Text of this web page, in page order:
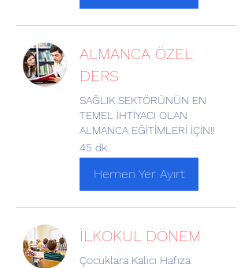
ALMANCA ÖZEL
DERS
SAĞLIK SEKTÖRÜNÜN EN
TEMEL İHTİYACI OLAN
ALMANCA EĞİTİMLERİ İÇİN!!
45 dk.
Hemen Yer Ayırt
İLKOKUL DÖNEM
Çocuklara Kalıcı Hafıza